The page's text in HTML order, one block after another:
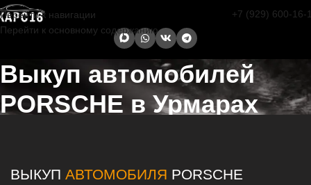
Перейти к навигации
Перейти к основному содержанию
+7 (929) 600-16-
Выкуп автомобилей
PORSCHE в Урмарах
ВЫКУП АВТОМОБИЛЯ PORSCHE